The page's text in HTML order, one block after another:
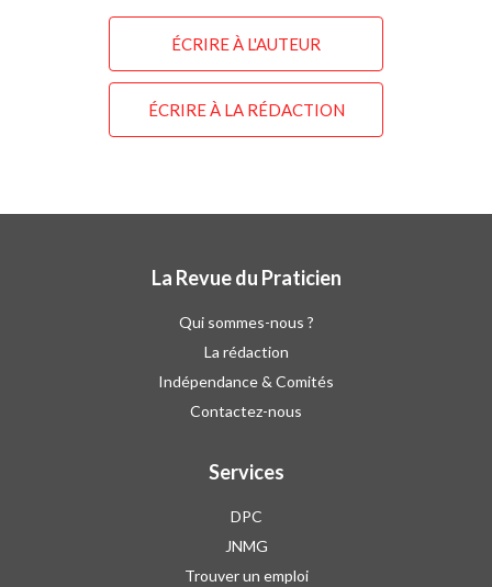
ÉCRIRE À L'AUTEUR
ÉCRIRE À LA RÉDACTION
La Revue du Praticien
Qui sommes-nous ?
La rédaction
Indépendance & Comités
Contactez-nous
Services
DPC
JNMG
Trouver un emploi